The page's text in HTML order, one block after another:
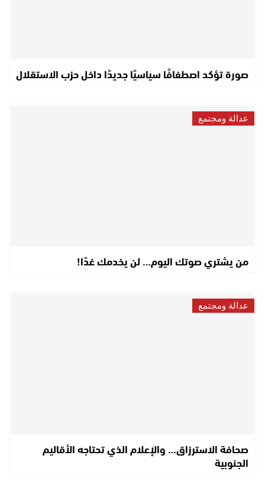
صورة تؤكد اصطفافًا سياسيًا جديدًا داخل حزب الاستقلال
عدالة ومجتمع
من يشتري صوتك اليوم… لن يخدمك غدًا!
عدالة ومجتمع
صحافة الاسترزاق… والإعلام الذي تحتاجه الأقاليم
الجنوبية